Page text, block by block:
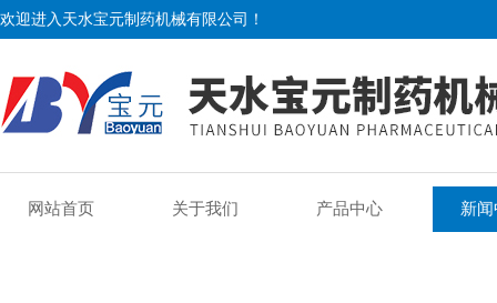
欢迎进入天水宝元制药机械有限公司！
网站首页 关于我们 产品中心 新